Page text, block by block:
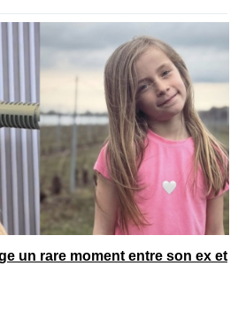
un rare moment entre son ex et